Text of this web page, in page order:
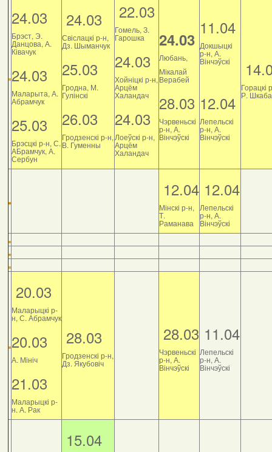
24.03
Брэст, Э.
Данцова, А.
Ківачук
24.03
Маларыта, А.
Абрамчук
25.03
Брэсцкі р-н, С.
АБрамчук, А.
Сербун
24.03
Свіслацкі р-н,
Дз. Шыманчук
25.03
Гродна, М.
Гулінскі
26.03
Гродзенскі р-н,
В. Гуменны
22.03
Гомель, З.
Гарошка
24.03
Хойніцкі р-н,
Арцём
Халандач
24.03
Лоеўскі р-н,
Арцём
Халандач
24.03
Любань,
Мікалай
Верабей
28.03
Чэрвеньскі
р-н, А.
Вінчэўскі
11.04
Докшыцкі
р-н, А.
Вінчэўскі
12.04
Лепельскі
р-н, А.
Вінчэўскі
Горацкі
Р.
12.04
Мінскі р-н,
Т.
Раманава
12.04
Лепельскі
р-н, А.
Вінчэўскі
20.03
Маларыцкі р-
н, С. Абрамчук
20.03
А. Мініч
21.03
Маларыцкі р-
н. А. Рак
28.03
Гродзенскі р-н,
Дз. Якубовіч
28.03
Чэрвеньскі
р-н, А.
Вінчэўскі
11.04
Лепельскі
р-н, А.
Вінчэўскі
15.04